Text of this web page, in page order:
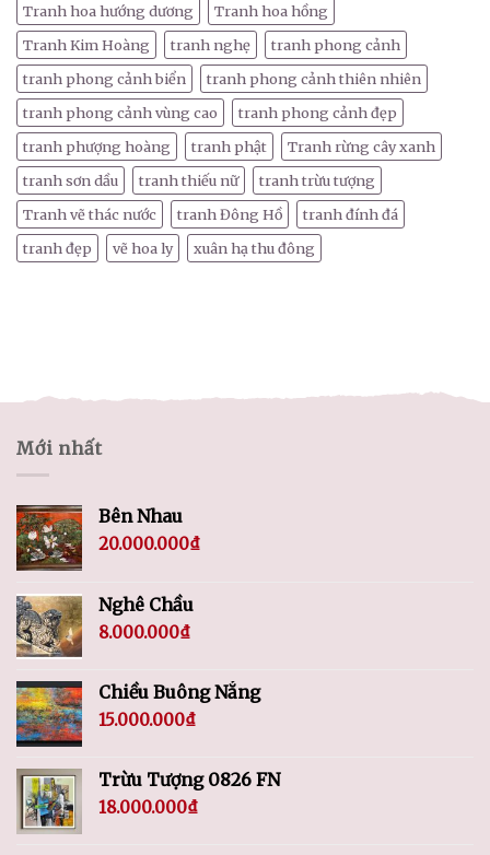
Tranh hoa hướng dương
Tranh hoa hồng
Tranh Kim Hoàng
tranh nghẹ
tranh phong cảnh
tranh phong cảnh biển
tranh phong cảnh thiên nhiên
tranh phong cảnh vùng cao
tranh phong cảnh đẹp
tranh phượng hoàng
tranh phật
Tranh rừng cây xanh
tranh sơn dầu
tranh thiếu nữ
tranh trừu tượng
Tranh vẽ thác nước
tranh Đông Hồ
tranh đính đá
tranh đẹp
vẽ hoa ly xuân hạ thu đông
Mới nhất
Bên Nhau
20.000.000₫
Nghê Chầu
8.000.000₫
Chiều Buông Nắng
15.000.000₫
Trừu Tượng 0826 FN
18.000.000₫